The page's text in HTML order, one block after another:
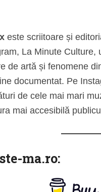
este scriitoare și
La Minute
de artă și fenomene
documentat. Pe
de cele mai mari
mai accesibilă
ma.ro: